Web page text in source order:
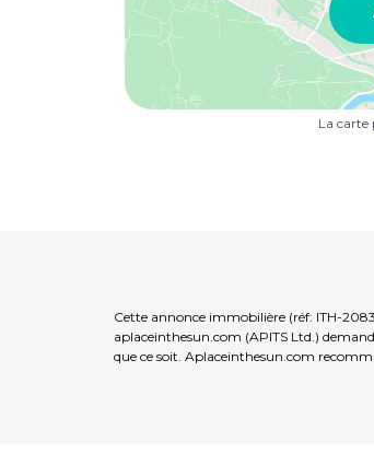
La carte
Cette annonce immobilière (réf: ITH-
aplaceinthesun.com (APITS Ltd.)
que ce soit. Aplaceinthesun.com